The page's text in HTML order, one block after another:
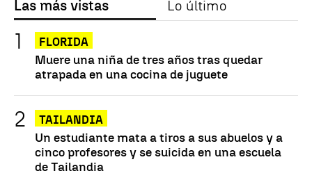
Las más vistas Lo último
FLORIDA
Muere una niña de tres años tras quedar
atrapada en una cocina de juguete
TAILANDIA
Un estudiante mata a tiros a sus abuelos y a
cinco profesores y se suicida en una escuela
de Tailandia